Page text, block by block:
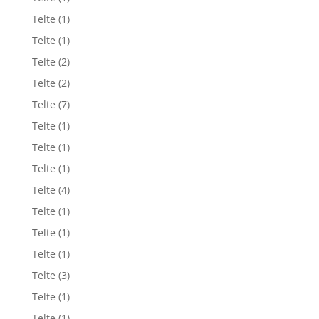
Telte (1)
Telte (1)
Telte (2)
Telte (2)
Telte (7)
Telte (1)
Telte (1)
Telte (1)
Telte (4)
Telte (1)
Telte (1)
Telte (1)
Telte (3)
Telte (1)